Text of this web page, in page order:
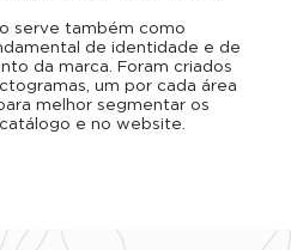
serve também como
de identidade e de
da marca. Foram criados
um por cada área
melhor segmentar os
e no website.